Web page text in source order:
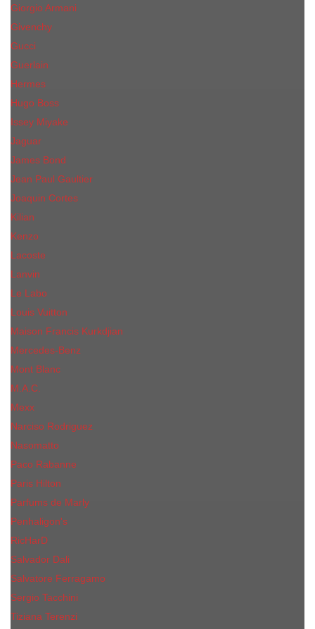
Giorgio Armani
Givenchy
Gucci
Guerlain
Hermes
Hugo Boss
Issey Miyake
Jaguar
James Bond
Jean Paul Gaultier
Joaquin Сortes
Kilian
Kenzo
Lacoste
Lanvin
Le Labo
Louis Vuitton
Maison Francis Kurkdjian
Mercedes-Benz
Mont Blanc
M.А.C.
Mexx
Narciso Rodriguez
Nasomatto
Paco Rabanne
Paris Hilton
Parfums de Marly
Penhaligon​'s
RicHarD
Salvador Dali
Salvatore Ferragamo
Sergio Tacchini
Tiziana Terenzi